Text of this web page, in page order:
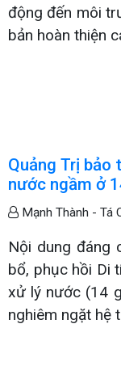
động đến môi
bản hoàn thiện
Quảng Trị bảo
nước ngầm ở
Mạnh Thành - Tá
Nội dung đáng
bổ, phục hồi Di
xử lý nước (14
nghiêm ngặt hệ